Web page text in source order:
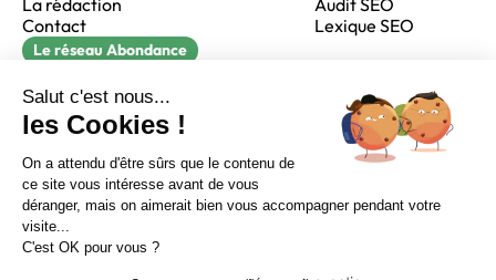
Sur LinkedIn Sur Youtube
Sur X Sur Facebook
Newsletter Abondance
Contact
Lexique SEO
Le réseau Abondance
Réacteur
alfie formation